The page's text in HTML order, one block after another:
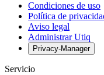
Condiciones de uso
Política de
Aviso legal
Administrar Utiq
Privacy-Manager
Servicio